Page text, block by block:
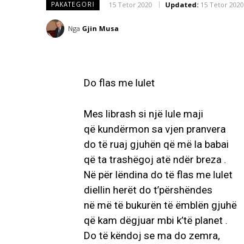
PAKATEGORI 15 Tetor 2020 Updated: 15 Tetor 2020
Nga Gjin Musa
Do flas me lulet
Mes librash si një lule maji
që kundërmon sa vjen pranvera
do të ruaj gjuhën që më la babai
që ta trashëgoj atë ndër breza .
Në për lëndina do të flas me lulet
diellin herët do t’përshëndes
në më të bukurën të ëmblën gjuhë
që kam dëgjuar mbi k’të planet .
Do të këndoj se ma do zemra,